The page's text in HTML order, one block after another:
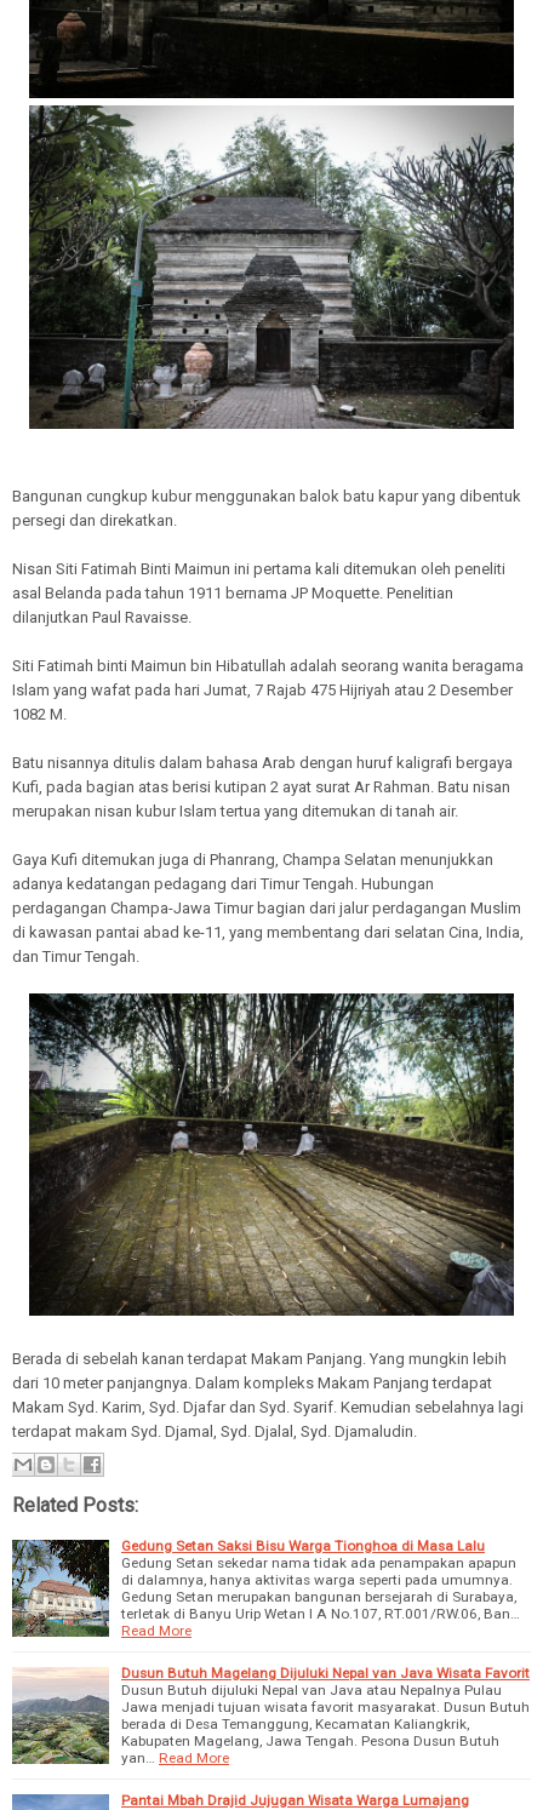
Bangunan cungkup kubur menggunakan balok batu kapur yang dibentuk
persegi dan direkatkan.
Nisan Siti Fatimah Binti Maimun ini pertama kali ditemukan oleh peneliti
asal Belanda pada tahun 1911 bernama JP Moquette. Penelitian
dilanjutkan Paul Ravaisse.
Siti Fatimah binti Maimun bin Hibatullah adalah seorang wanita beragama
Islam yang wafat pada hari Jumat, 7 Rajab 475 Hijriyah atau 2 Desember
1082 M.
Batu nisannya ditulis dalam bahasa Arab dengan huruf kaligrafi bergaya
Kufi, pada bagian atas berisi kutipan 2 ayat surat Ar Rahman. Batu nisan
merupakan nisan kubur Islam tertua yang ditemukan di tanah air.
Gaya Kufi ditemukan juga di Phanrang, Champa Selatan menunjukkan
adanya kedatangan pedagang dari Timur Tengah. Hubungan
perdagangan Champa-Jawa Timur bagian dari jalur perdagangan Muslim
di kawasan pantai abad ke-11, yang membentang dari selatan Cina, India,
dan Timur Tengah.
Berada di sebelah kanan terdapat Makam Panjang. Yang mungkin lebih
dari 10 meter panjangnya. Dalam kompleks Makam Panjang terdapat
Makam Syd. Karim, Syd. Djafar dan Syd. Syarif. Kemudian sebelahnya lagi
terdapat makam Syd. Djamal, Syd. Djalal, Syd. Djamaludin.
Related Posts:
Gedung Setan Saksi Bisu Warga Tionghoa di Masa Lalu
Gedung Setan sekedar nama tidak ada penampakan apapun
di dalamnya, hanya aktivitas warga seperti pada umumnya.
Gedung Setan merupakan bangunan bersejarah di Surabaya,
terletak di Banyu Urip Wetan I A No.107, RT.001/RW.06, Ban…
Read More
Dusun Butuh Magelang Dijuluki Nepal van Java Wisata Favorit
Dusun Butuh dijuluki Nepal van Java atau Nepalnya Pulau
Jawa menjadi tujuan wisata favorit masyarakat. Dusun Butuh
berada di Desa Temanggung, Kecamatan Kaliangkrik,
Kabupaten Magelang, Jawa Tengah. Pesona Dusun Butuh
yan…
Read More
Pantai Mbah Drajid Jujugan Wisata Warga Lumajang